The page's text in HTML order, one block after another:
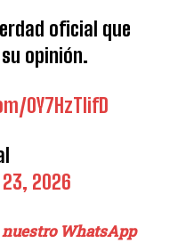
oficial que
opinión.
0Y7HzTlifD
2026
WhatsApp